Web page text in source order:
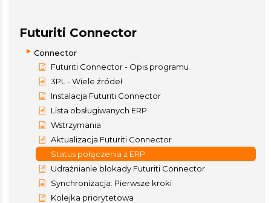
Futuriti Connector
Connector
Futuriti Connector - Opis programu
3PL - Wiele źródeł
Instalacja Futuriti Connector
Lista obsługiwanych ERP
Wstrzymania
Aktualizacja Futuriti Connector
Status połączenia z ERP
Udrażnianie blokady Futuriti Connector
Synchronizacja: Pierwsze kroki
Kolejka priorytetowa